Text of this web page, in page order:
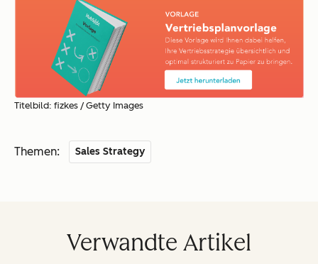
Titelbild: fizkes / Getty Images
Themen: Sales Strategy
Verwandte Artikel